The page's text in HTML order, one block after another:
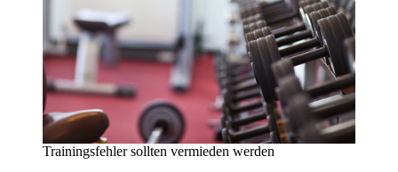
Trainingsfehler sollten vermieden werden